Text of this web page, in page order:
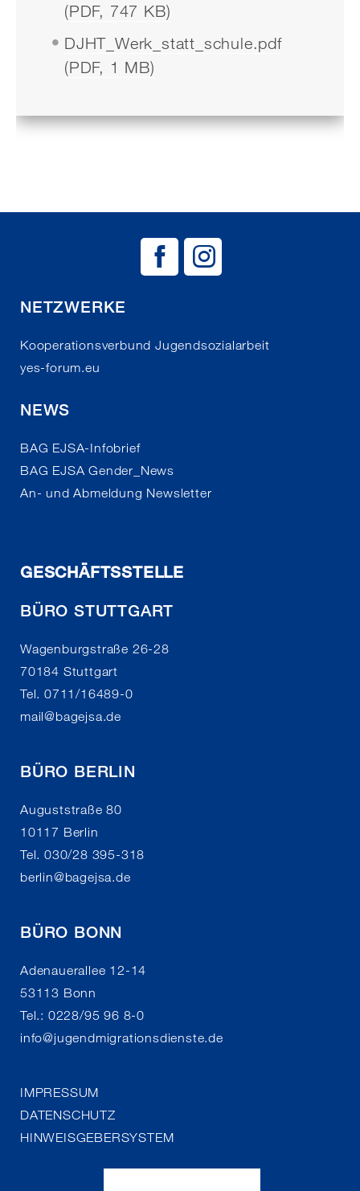
(PDF, 747 KB)
DJHT_Werk_statt_schule.pdf
(PDF, 1 MB)
NETZWERKE
Kooperationsverbund Jugendsozialarbeit
yes-forum.eu
NEWS
BAG EJSA-Infobrief
BAG EJSA Gender_News
An- und Abmeldung Newsletter
BAG EJSA
GESCHÄFTSSTELLE
BÜRO STUTTGART
Wagenburgstraße 26-28
70184 Stuttgart
Tel. 0711/16489-0
mail@bagejsa.de
BÜRO BERLIN
Auguststraße 80
10117 Berlin
Tel. 030/28 395-318
berlin@bagejsa.de
BÜRO BONN
Adenauerallee 12-14
53113 Bonn
Tel.: 0228/95 96 8-0
info@jugendmigrationsdienste.de
IMPRESSUM
DATENSCHUTZ
HINWEISGEBERSYSTEM